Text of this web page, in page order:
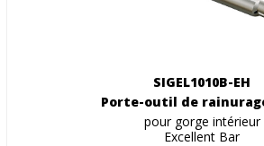
SIGEL1010B-EH
Porte-outil de
pour gorge intérieur
Excellent Bar